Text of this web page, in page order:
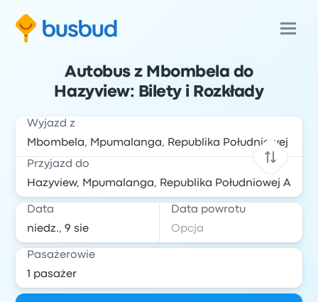
Autobus z Mbombela do
Hazyview: Bilety i Rozkłady
Wyjazd z
Przyjazd do
Data Data powrotu
Pasażerowie